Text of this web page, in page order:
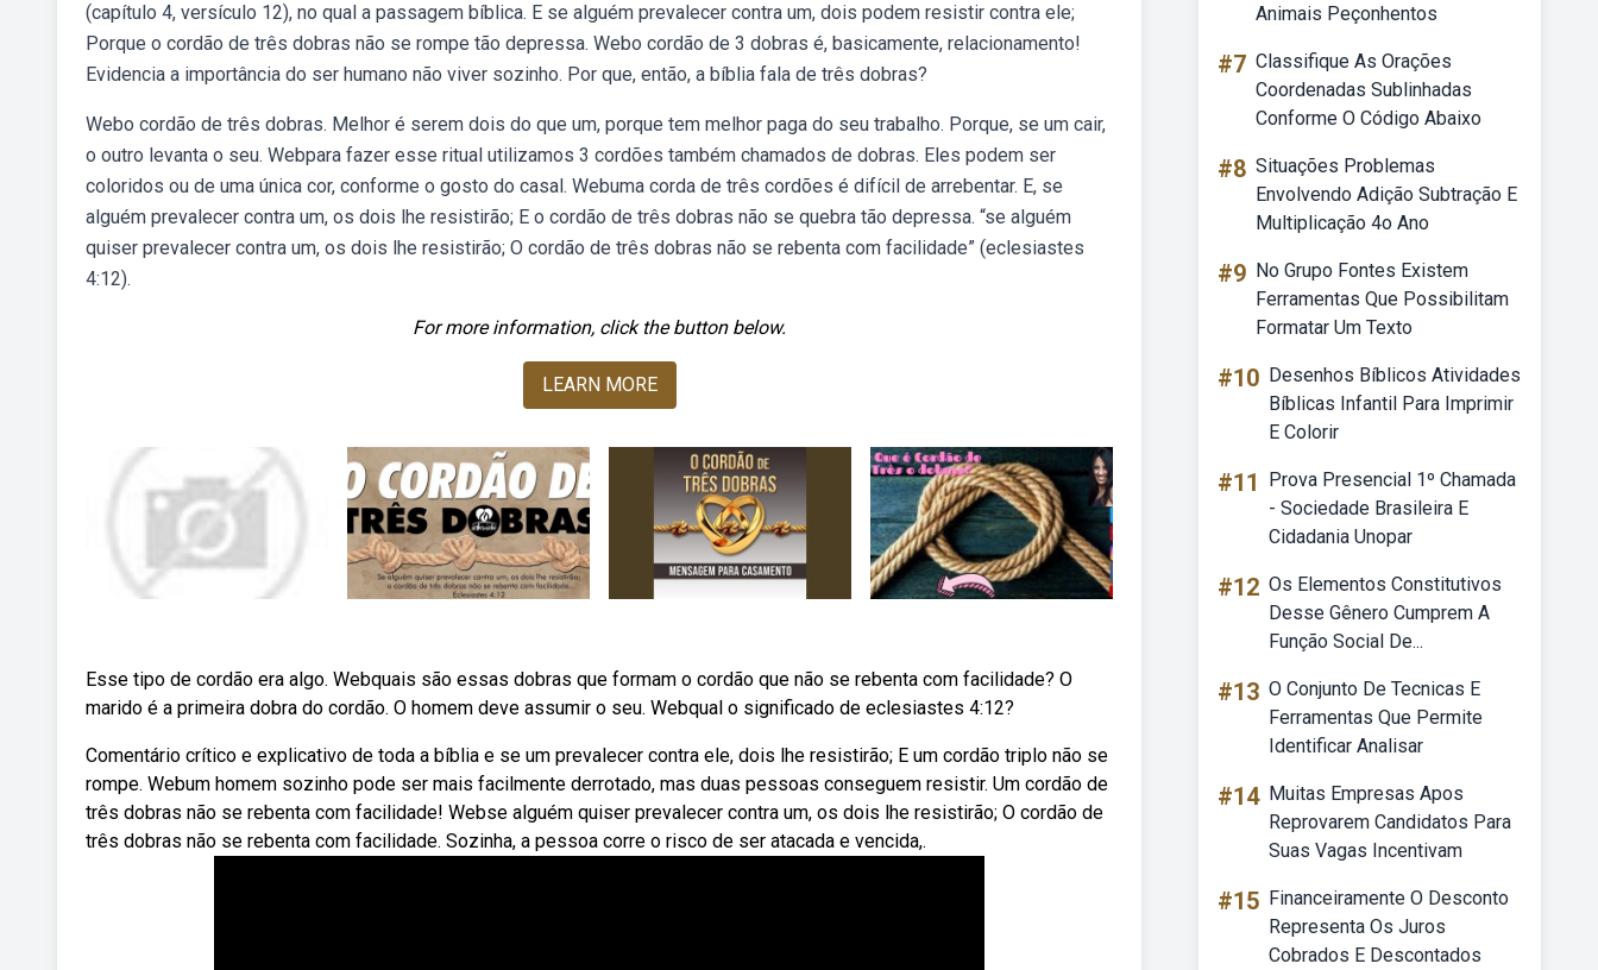
(capítulo 4, versículo 12), no qual a passagem bíblica. E se alguém prevalecer contra um, dois podem resistir contra ele;
Porque o cordão de três dobras não se rompe tão depressa. Webo cordão de 3 dobras é, basicamente, relacionamento!
Evidencia a importância do ser humano não viver sozinho. Por que, então, a bíblia fala de três dobras?
Webo cordão de três dobras. Melhor é serem dois do que um, porque tem melhor paga do seu trabalho. Porque, se um cair,
o outro levanta o seu. Webpara fazer esse ritual utilizamos 3 cordões também chamados de dobras. Eles podem ser
coloridos ou de uma única cor, conforme o gosto do casal. Webuma corda de três cordões é difícil de arrebentar. E, se
alguém prevalecer contra um, os dois lhe resistirão; E o cordão de três dobras não se quebra tão depressa. “se alguém
quiser prevalecer contra um, os dois lhe resistirão; O cordão de três dobras não se rebenta com facilidade” (eclesiastes
4:12).
For more information, click the button below.
LEARN MORE
Esse tipo de cordão era algo. Webquais são essas dobras que formam o cordão que não se rebenta com facilidade? O
marido é a primeira dobra do cordão. O homem deve assumir o seu. Webqual o significado de eclesiastes 4:12?
Comentário crítico e explicativo de toda a bíblia e se um prevalecer contra ele, dois lhe resistirão; E um cordão triplo não se
rompe. Webum homem sozinho pode ser mais facilmente derrotado, mas duas pessoas conseguem resistir. Um cordão de
três dobras não se rebenta com facilidade! Webse alguém quiser prevalecer contra um, os dois lhe resistirão; O cordão de
três dobras não se rebenta com facilidade. Sozinha, a pessoa corre o risco de ser atacada e vencida,.
Animais Peçonhentos
#7 Classifique As Orações
Coordenadas Sublinhadas
Conforme O Código Abaixo
#8 Situações Problemas
Envolvendo Adição Subtração E
Multiplicação 4o Ano
#9 No Grupo Fontes Existem
Ferramentas Que Possibilitam
Formatar Um Texto
#10 Desenhos Bíblicos Atividades
Bíblicas Infantil Para Imprimir
E Colorir
#11
Prova Presencial 1º Chamada
- Sociedade Brasileira E
Cidadania Unopar
#12 Os Elementos Constitutivos
Desse Gênero Cumprem A
Função Social De...
#13 O Conjunto De Tecnicas E
Ferramentas Que Permite
Identificar Analisar
#14 Muitas Empresas Apos
Reprovarem Candidatos Para
Suas Vagas Incentivam
#15 Financeiramente O Desconto
Representa Os Juros
Cobrados E Descontados